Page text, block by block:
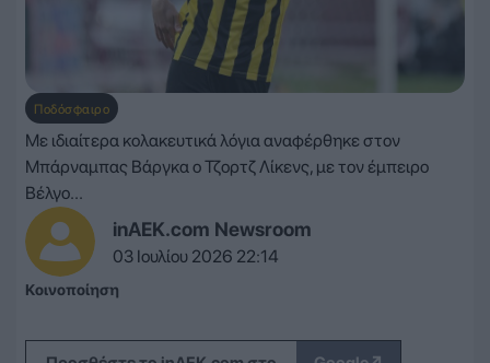
Ποδόσφαιρο
inAEK.com Newsroom
03 Ιουλίου 2026 22:14
Με ιδιαίτερα κολακευτικά λόγια αναφέρθηκε στον
Μπάρναμπας Βάργκα ο Τζορτζ Λίκενς, με τον έμπειρο
Βέλγο...
Κοινοποίηση